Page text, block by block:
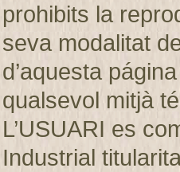
prohibits la
seva modalitat
d’aquesta
qualsevol mitjà
L’USUARI es
Industrial